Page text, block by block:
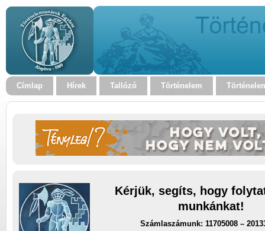
Címlap Hírek Tallózó Történelem
Kérjük, segíts, hogy
munkánkat!
Számlaszámunk: 11705008 –